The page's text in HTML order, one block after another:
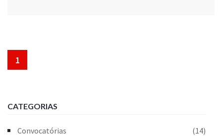
1
CATEGORIAS
Convocatórias
(14)